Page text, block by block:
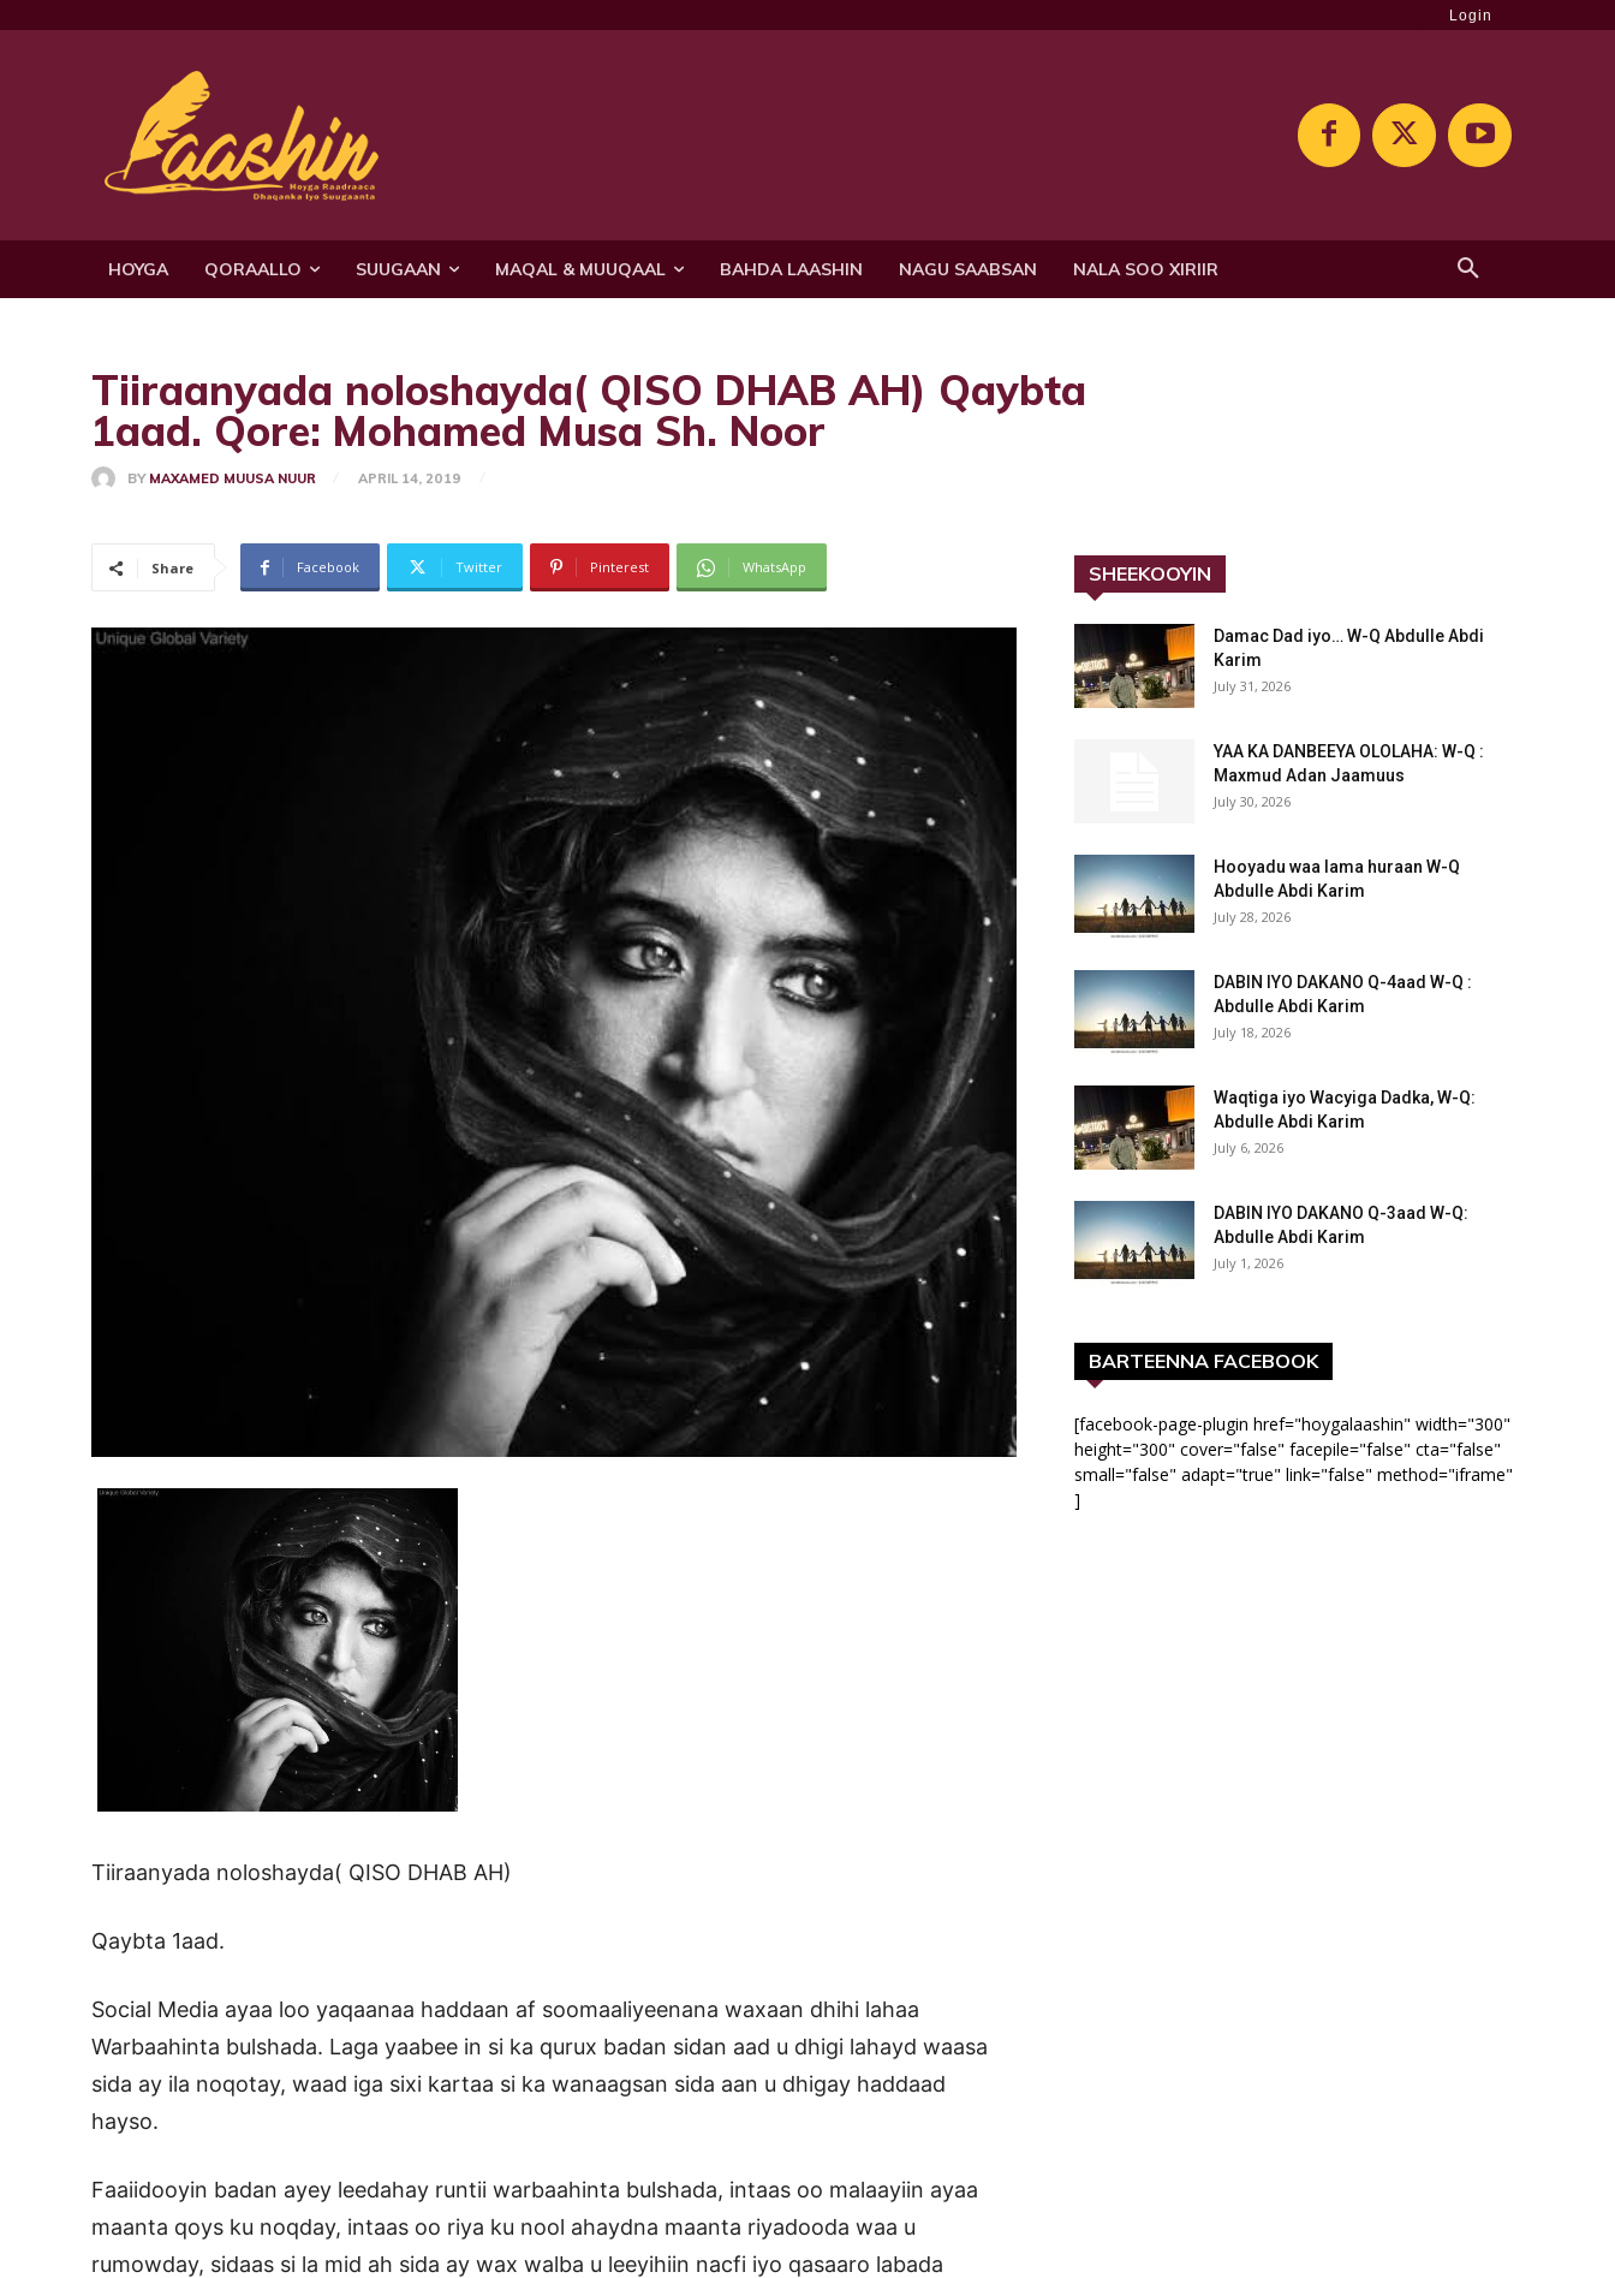
Login
HOYGA QORAALLO SUUGAAN MAQAL & MUUQAAL BAHDA LAASHIN NAGU SAABSAN NALA SOO XIRIIR
Tiiraanyada noloshayda( QISO DHAB AH) Qaybta
1aad. Qore: Mohamed Musa Sh. Noor
BY MAXAMED MUUSA NUUR APRIL 14, 2019
Share Facebook Twitter Pinterest WhatsApp
Tiiraanyada noloshayda( QISO DHAB AH)
Qaybta 1aad.
Social Media ayaa loo yaqaanaa haddaan af soomaaliyeenana waxaan dhihi lahaa
Warbaahinta bulshada. Laga yaabee in si ka qurux badan sidan aad u dhigi lahayd waasa
sida ay ila noqotay, waad iga sixi kartaa si ka wanaagsan sida aan u dhigay haddaad
hayso.
Faaiidooyin badan ayey leedahay runtii warbaahinta bulshada, intaas oo malaayiin ayaa
maanta qoys ku noqday, intaas oo riya ku nool ahaydna maanta riyadooda waa u
rumowday, sidaas si la mid ah sida ay wax walba u leeyihiin nacfi iyo qasaaro labada
SHEEKOOYIN
Damac Dad iyo… W-Q Abdulle Abdi
Karim
July 31, 2026
YAA KA DANBEEYA OLOLAHA: W-Q :
Maxmud Adan Jaamuus
July 30, 2026
Hooyadu waa lama huraan W-Q
Abdulle Abdi Karim
July 28, 2026
DABIN IYO DAKANO Q-4aad W-Q :
Abdulle Abdi Karim
July 18, 2026
Waqtiga iyo Wacyiga Dadka, W-Q:
Abdulle Abdi Karim
July 6, 2026
DABIN IYO DAKANO Q-3aad W-Q:
Abdulle Abdi Karim
July 1, 2026
BARTEENNA FACEBOOK
[facebook-page-plugin href="hoygalaashin" width="300"
height="300" cover="false" facepile="false" cta="false"
small="false" adapt="true" link="false" method="iframe"
]